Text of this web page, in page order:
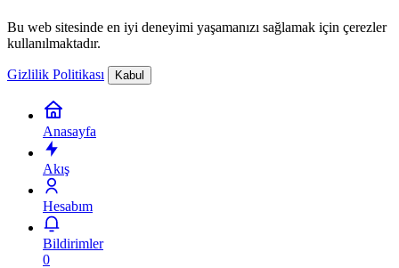
Bu web sitesinde en iyi deneyimi yaşamanızı sağlamak için çerezler
kullanılmaktadır.
Gizlilik Politikası Kabul
Anasayfa
Akış
Hesabım
Bildirimler
0